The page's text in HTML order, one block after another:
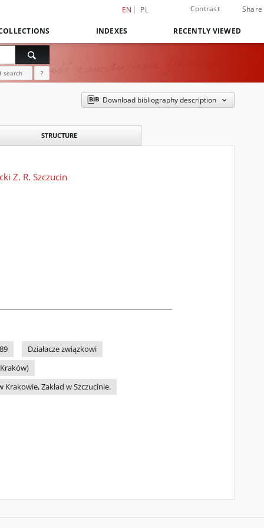
EN PL Contrast Share
INDEXES RECENTLY VIEWED
search ?
Download bibliography description
STRUCTURE
Z. R. Szczucin
Działacze związkowi
Zakład w Szczucinie.